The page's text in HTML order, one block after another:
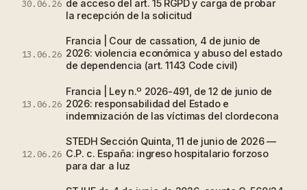
30.06.26 de acceso del art. 15 RGPD y carga de probar
la recepción de la solicitud
13.06.26
Francia | Cour de cassation, 4 de junio de
2026: violencia económica y abuso del estado
de dependencia (art. 1143 Code civil)
13.06.26
Francia | Ley n.º 2026-491, de 12 de junio de
2026: responsabilidad del Estado e
indemnización de las víctimas del clordecona
12.06.26
STEDH Sección Quinta, 11 de junio de 2026 —
C.P. c. España: ingreso hospitalario forzoso
para dar a luz